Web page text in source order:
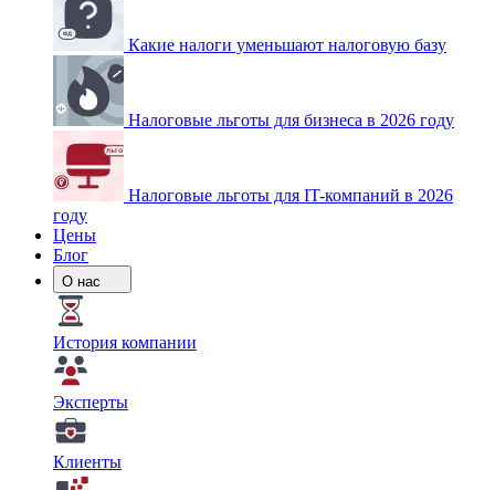
Какие налоги уменьшают налоговую базу
Налоговые льготы для бизнеса в 2026 году
Налоговые льготы для IT-компаний в 2026
году
Цены
Блог
О нас
История компании
Эксперты
Клиенты